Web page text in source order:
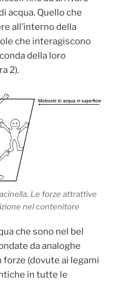
acqua. Quello che
all’interno della
che interagiscono
della loro
2).
Le forze attrattive
nel contenitore
che sono nel bel
da analoghe
(dovute ai legami
in tutte le